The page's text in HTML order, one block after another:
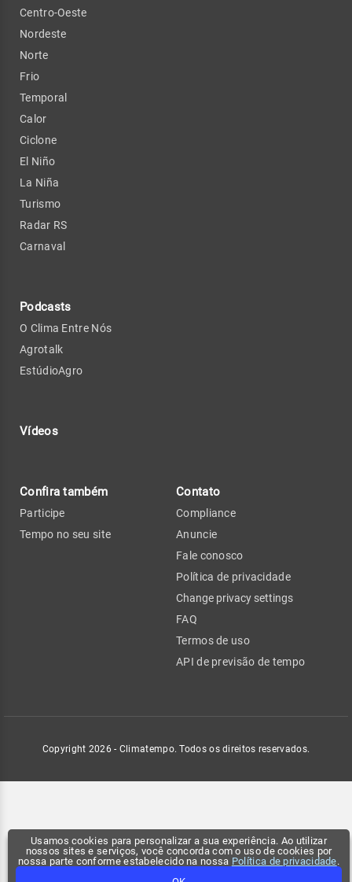
Usamos cookies para personalizar a sua experiência. Ao utilizar
nossos sites e serviços, você concorda com o uso de cookies por
nossa parte conforme estabelecido na nossa Política de privacidade.
Centro-Oeste
Nordeste
Norte
Frio
Temporal
Calor
Ciclone
El Niño
La Niña
Turismo
Radar RS
Carnaval
Podcasts
O Clima Entre Nós
Agrotalk
EstúdioAgro
Vídeos
Confira também
Participe
Tempo no seu site
Contato
Compliance
Anuncie
Fale conosco
Política de privacidade
Change privacy settings
FAQ
Termos de uso
API de previsão de tempo
Copyright 2026 - Climatempo. Todos os direitos reservados.